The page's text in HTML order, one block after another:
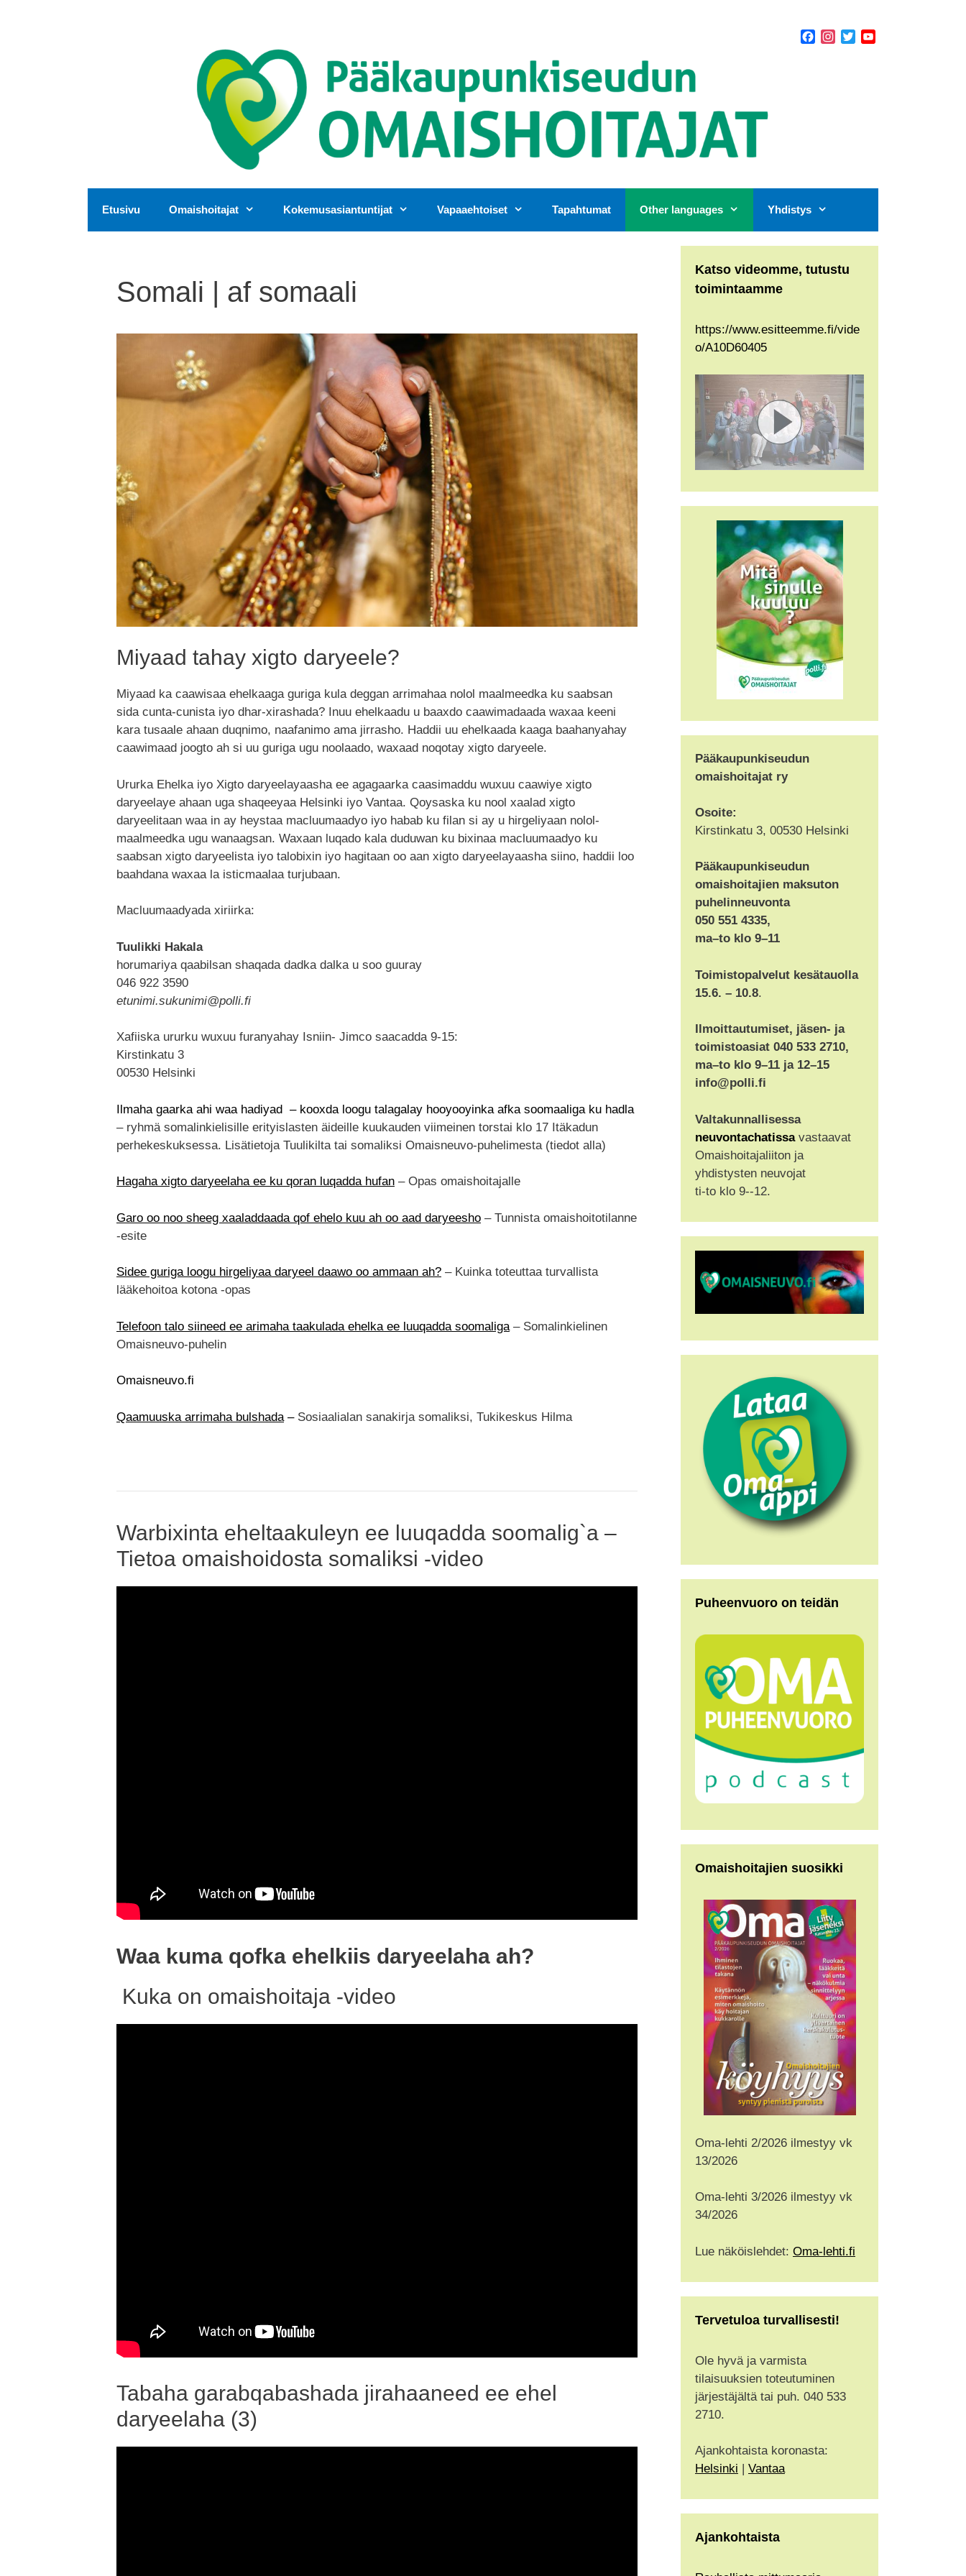
Facebook
Instagram
Twitter
Etusivu Omaishoitajat Kokemusasiantuntijat Vapaaehtoiset Tapahtumat Other languages Yhdistys
Somali | af somaali
Miyaad tahay xigto daryeele?
Miyaad ka caawisaa ehelkaaga guriga kula deggan arrimahaa nolol maalmeedka ku saabsan
sida cunta-cunista iyo dhar-xirashada? Inuu ehelkaadu u baaxdo caawimadaada waxaa keeni
kara tusaale ahaan duqnimo, naafanimo ama jirrasho. Haddii uu ehelkaada kaaga baahanyahay
caawimaad joogto ah si uu guriga ugu noolaado, waxaad noqotay xigto daryeele.
Ururka Ehelka iyo Xigto daryeelayaasha ee agagaarka caasimaddu wuxuu caawiye xigto
daryeelaye ahaan uga shaqeeyaa Helsinki iyo Vantaa. Qoysaska ku nool xaalad xigto
daryeelitaan waa in ay heystaa macluumaadyo iyo habab ku filan si ay u hirgeliyaan nolol-
maalmeedka ugu wanaagsan. Waxaan luqado kala duduwan ku bixinaa macluumaadyo ku
saabsan xigto daryeelista iyo talobixin iyo hagitaan oo aan xigto daryeelayaasha siino, haddii loo
baahdana waxaa la isticmaalaa turjubaan.
Macluumaadyada xiriirka:
Tuulikki Hakala
horumariya qaabilsan shaqada dadka dalka u soo guuray
046 922 3590
etunimi.sukunimi@polli.fi
Xafiiska ururku wuxuu furanyahay Isniin- Jimco saacadda 9-15:
Kirstinkatu 3
00530 Helsinki
Ilmaha gaarka ahi waa hadiyad – kooxda loogu talagalay hooyooyinka afka soomaaliga ku hadla
– ryhmä somalinkielisille erityislasten äideille kuukauden viimeinen torstai klo 17 Itäkadun
perhekeskuksessa. Lisätietoja Tuulikilta tai somaliksi Omaisneuvo-puhelimesta (tiedot alla)
Hagaha xigto daryeelaha ee ku qoran luqadda hufan – Opas omaishoitajalle
Garo oo noo sheeg xaaladdaada qof ehelo kuu ah oo aad daryeesho – Tunnista omaishoitotilanne
-esite
Sidee guriga loogu hirgeliyaa daryeel daawo oo ammaan ah? – Kuinka toteuttaa turvallista
lääkehoitoa kotona -opas
Telefoon talo siineed ee arimaha taakulada ehelka ee luuqadda soomaliga – Somalinkielinen
Omaisneuvo-puhelin
Omaisneuvo.fi
Qaamuuska arrimaha bulshada –Sosiaalialan sanakirja somaliksi, Tukikeskus Hilma
Warbixinta eheltaakuleyn ee luuqadda soomalig`a –
Tietoa omaishoidosta somaliksi -video
Waa kuma qofka ehelkiis daryeelaha ah?
Kuka on omaishoitaja -video
Tabaha garabqabashada jirahaaneed ee ehel
daryeelaha (3)
Katso videomme, tutustu
toimintaamme
https://www.esitteemme.fi/vide
o/A10D60405
Pääkaupunkiseudun
omaishoitajat ry
Osoite:
Kirstinkatu 3, 00530 Helsinki
Pääkaupunkiseudun
omaishoitajien maksuton
puhelinneuvonta
050 551 4335,
ma–to klo 9–11
Toimistopalvelut kesätauolla
15.6. – 10.8.
Ilmoittautumiset, jäsen- ja
toimistoasiat 040 533 2710,
ma–to klo 9–11 ja 12–15
info@polli.fi
Valtakunnallisessa
neuvontachatissavastaavat
Omaishoitajaliiton ja
yhdistysten neuvojat
ti-to klo 9--12.
Puheenvuoro on teidän
Omaishoitajien suosikki
Oma-lehti 2/2026 ilmestyy vk
13/2026
Oma-lehti 3/2026 ilmestyy vk
34/2026
Lue näköislehdet: Oma-lehti.fi
Tervetuloa turvallisesti!
Ole hyvä ja varmista
tilaisuuksien toteutuminen
järjestäjältä tai puh. 040 533
2710.
Ajankohtaista koronasta:
Helsinki | Vantaa
Ajankohtaista